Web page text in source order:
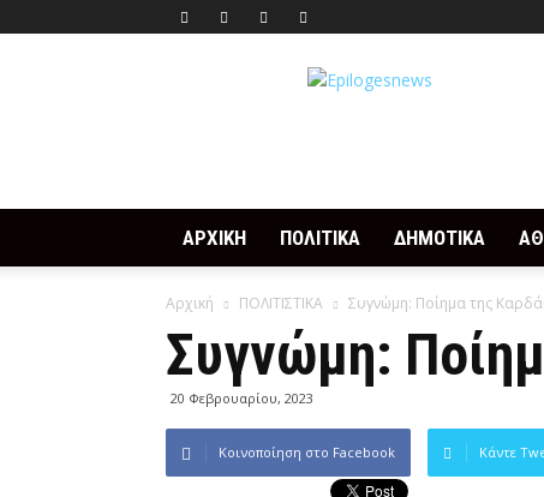
Epilogesnews
ΑΡΧΙΚΗ ΠΟΛΙΤΙΚΑ ΔΗΜΟΤΙΚΑ
Αρχική ΠΟΛΙΤΙΣΤΙΚΑ Συγνώμη: Ποίημα της
Συγνώμη:
20 Φεβρουαρίου, 2023
Κοινοποίηση στο Facebook Κάντε